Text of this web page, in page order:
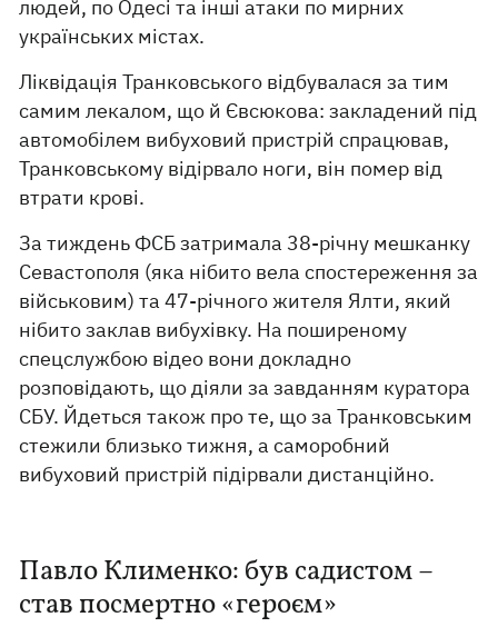
людей, по Одесі та інші атаки по мирних
українських містах.
Ліквідація Транковського відбувалася за тим
самим лекалом, що й Євсюкова: закладений під
автомобілем вибуховий пристрій спрацював,
Транковському відірвало ноги, він помер від
втрати крові.
За тиждень ФСБ затримала 38-річну мешканку
Севастополя (яка нібито вела спостереження за
військовим) та 47-річного жителя Ялти, який
нібито заклав вибухівку. На поширеному
спецслужбою відео вони докладно
розповідають, що діяли за завданням куратора
СБУ. Йдеться також про те, що за Транковським
стежили близько тижня, а саморобний
вибуховий пристрій підірвали дистанційно.
Павло Клименко: був садистом –
став посмертно «героєм»